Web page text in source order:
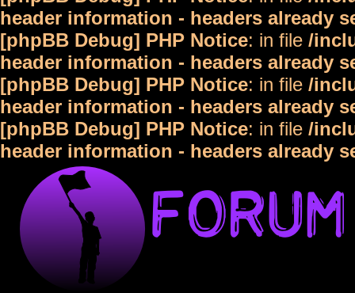
header information - headers already
[phpBB Debug] PHP Notice: in file /
header information - headers already
[phpBB Debug] PHP Notice: in file /
header information - headers already
[phpBB Debug] PHP Notice: in file /
header information - headers already